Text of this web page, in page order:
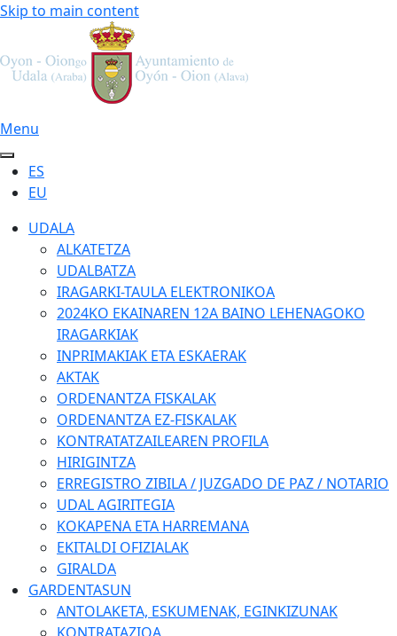
Skip to main content
Menu
ES
EU
UDALA
ALKATETZA
UDALBATZA
IRAGARKI-TAULA ELEKTRONIKOA
2024KO EKAINAREN 12A BAINO LEHENAGOKO
IRAGARKIAK
INPRIMAKIAK ETA ESKAERAK
AKTAK
ORDENANTZA FISKALAK
ORDENANTZA EZ-FISKALAK
KONTRATATZAILEAREN PROFILA
HIRIGINTZA
ERREGISTRO ZIBILA / JUZGADO DE PAZ / NOTARIO
UDAL AGIRITEGIA
KOKAPENA ETA HARREMANA
EKITALDI OFIZIALAK
GIRALDA
GARDENTASUN
ANTOLAKETA, ESKUMENAK, EGINKIZUNAK